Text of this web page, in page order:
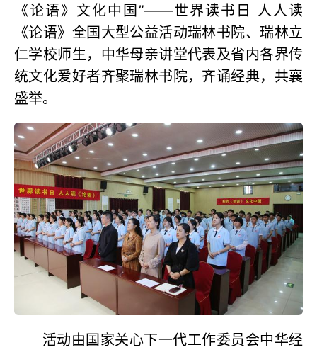
《论语》文化中国”——世界读书日 人人读
《论语》全国大型公益活动瑞林书院、瑞林立
仁学校师生，中华母亲讲堂代表及省内各界传
统文化爱好者齐聚瑞林书院，齐诵经典，共襄
盛举。
活动由国家关心下一代工作委员会中华经